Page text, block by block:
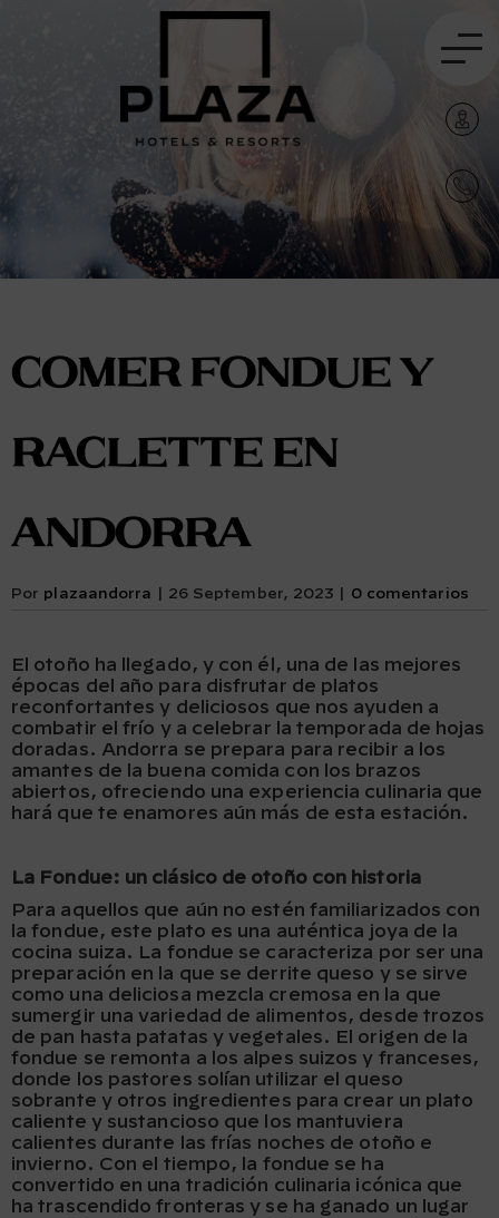
Comer fondue y
raclette en
Andorra
Por plazaandorra 26 September, 2023 0 comentarios
El otoño ha llegado, y con él, una de las mejores
épocas del año para disfrutar de platos
reconfortantes y deliciosos que nos ayuden a
combatir el frío y a celebrar la temporada de hojas
doradas. Andorra se prepara para recibir a los
amantes de la buena comida con los brazos
abiertos, ofreciendo una experiencia culinaria que
hará que te enamores aún más de esta estación.
La Fondue: un clásico de otoño con historia
Para aquellos que aún no estén familiarizados con
la fondue, este plato es una auténtica joya de la
cocina suiza. La fondue se caracteriza por ser una
preparación en la que se derrite queso y se sirve
como una deliciosa mezcla cremosa en la que
sumergir una variedad de alimentos, desde trozos
de pan hasta patatas y vegetales. El origen de la
fondue se remonta a los alpes suizos y franceses,
donde los pastores solían utilizar el queso
sobrante y otros ingredientes para crear un plato
caliente y sustancioso que los mantuviera
calientes durante las frías noches de otoño e
invierno. Con el tiempo, la fondue se ha
convertido en una tradición culinaria icónica que
ha trascendido fronteras y se ha ganado un lugar